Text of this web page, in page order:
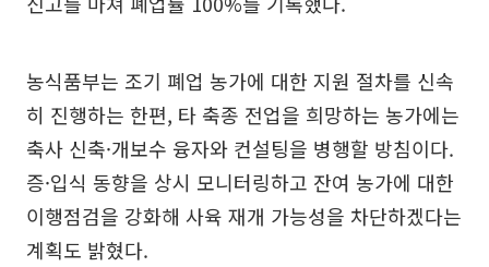
농식품부는 조기 폐업 농가에 대한 지원 절차를 신속
히 진행하는 한편, 타 축종 전업을 희망하는 농가에는
축사 신축·개보수 융자와 컨설팅을 병행할 방침이다.
증·입식 동향을 상시 모니터링하고 잔여 농가에 대한
이행점검을 강화해 사육 재개 가능성을 차단하겠다는
계획도 밝혔다.